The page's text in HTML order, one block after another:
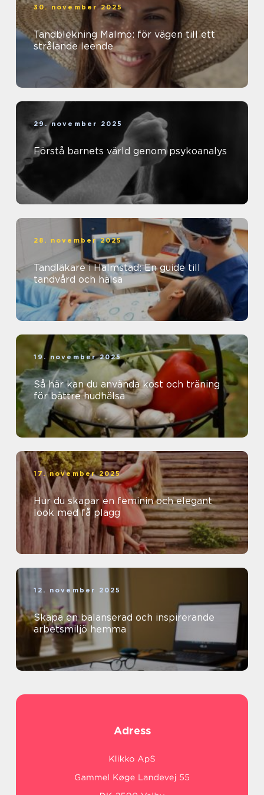
30. november 2025
Tandblekning Malmö: för vägen till ett
strålande leende
29. november 2025
Förstå barnets värld genom psykoanalys
28. november 2025
Tandläkare i Halmstad: En guide till
tandvård och hälsa
19. november 2025
Så här kan du använda kost och träning
för bättre hudhälsa
17. november 2025
Hur du skapar en feminin och elegant
look med få plagg
12. november 2025
Skapa en balanserad och inspirerande
arbetsmiljö hemma
Adress